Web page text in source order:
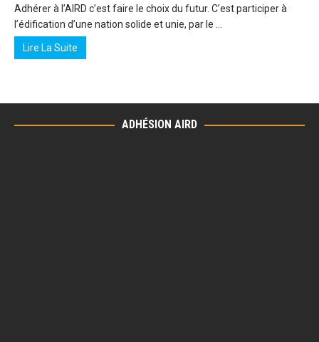
Adhérer à l’AIRD c’est faire le choix du futur. C’est participer à
l’édification d’une nation solide et unie, par le …
Lire La Suite
ADHÉSION AIRD